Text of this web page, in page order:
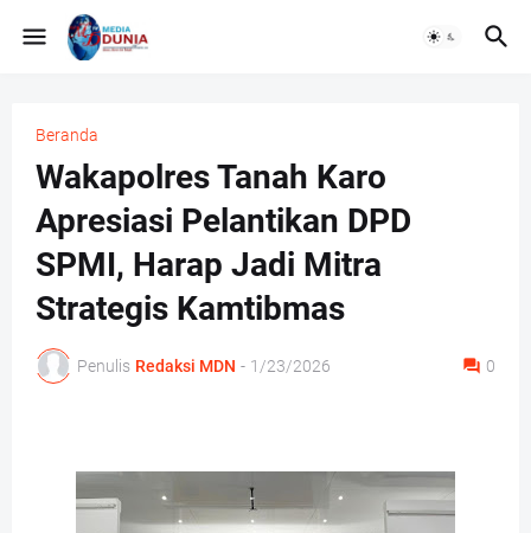
Beranda
Wakapolres Tanah Karo
Apresiasi Pelantikan DPD
SPMI, Harap Jadi Mitra
Strategis Kamtibmas
Penulis Redaksi MDN - 1/23/2026 0